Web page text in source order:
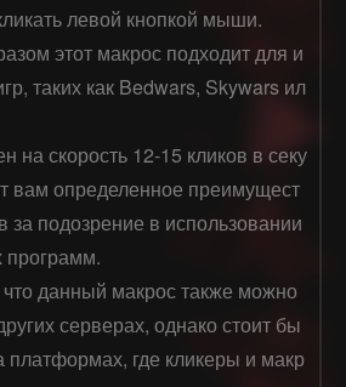
левой кнопкой мыши.
этот макрос подходит для и
таких как Bedwars, Skywars ил
на скорость 12-15 кликов в секу
вам определенное преимущест
за подозрение в использовании
программ.
данный макрос также можно
серверах, однако стоит бы
где кликеры и макр